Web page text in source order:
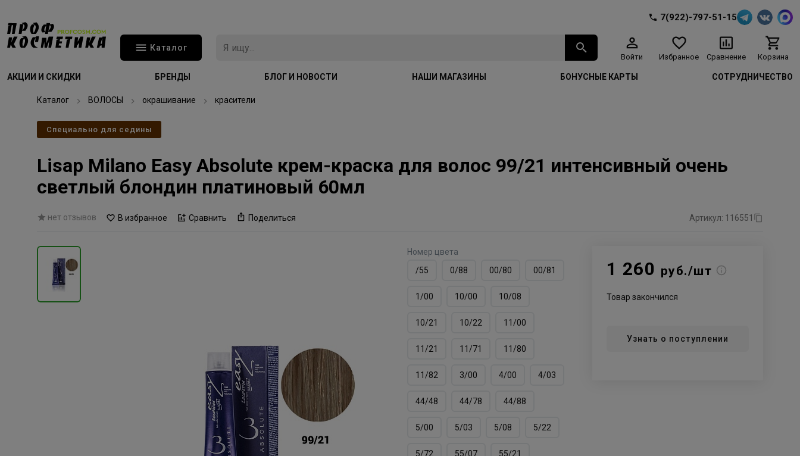
7(922)-797-51-15
Каталог
Войти Избранное Сравнение Корзина
АКЦИИ И СКИДКИ БРЕНДЫ БЛОГ И НОВОСТИ НАШИ МАГАЗИНЫ БОНУСНЫЕ КАРТЫ СОТРУДНИЧЕСТВО
Каталог ВОЛОСЫ окрашивание красители
Специально для седины
Lisap Milano Easy Absolute крем-краска для волос 99/21 интенсивный очень
светлый блондин платиновый 60мл
нет отзывов В избранное Сравнить Поделиться Артикул: 116551
Номер цвета
/55
0/88 00/80 00/81
1/00 10/00 10/08
10/21 10/22 11/00
11/21 11/71 11/80
11/82 3/00 4/00 4/03
44/48 44/78 44/88
5/00 5/03 5/08 5/22
5/72 55/07 55/21
1 260 руб./шт
Товар закончился
Узнать о поступлении